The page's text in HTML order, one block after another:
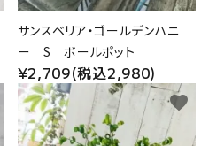
サンスベリア・ゴールデンハニ
ー S ボールポット
¥2,709(税込2,980)
favorite